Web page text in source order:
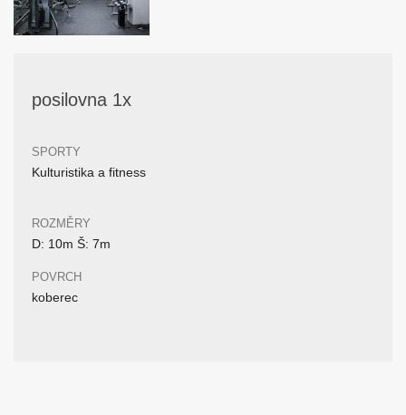
posilovna 1x
SPORTY
Kulturistika a fitness
ROZMĚRY
D: 10m Š: 7m
POVRCH
koberec